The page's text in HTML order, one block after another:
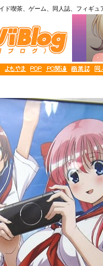
ド喫茶、ゲーム、同人誌、フィギ